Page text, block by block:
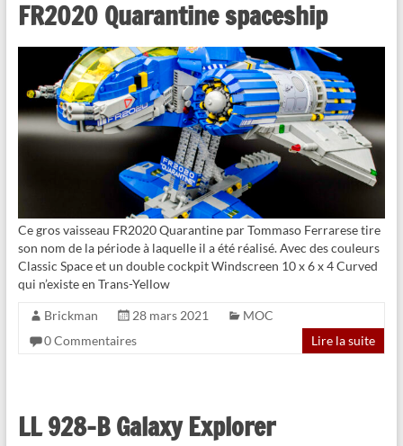
FR2020 Quarantine spaceship
Ce gros vaisseau FR2020 Quarantine par Tommaso Ferrarese tire
son nom de la période à laquelle il a été réalisé. Avec des couleurs
Classic Space et un double cockpit Windscreen 10 x 6 x 4 Curved
qui n’existe en Trans-Yellow
Brickman 28 mars 2021
MOC
0 Commentaires
Lire la suite
LL 928-B Galaxy Explorer